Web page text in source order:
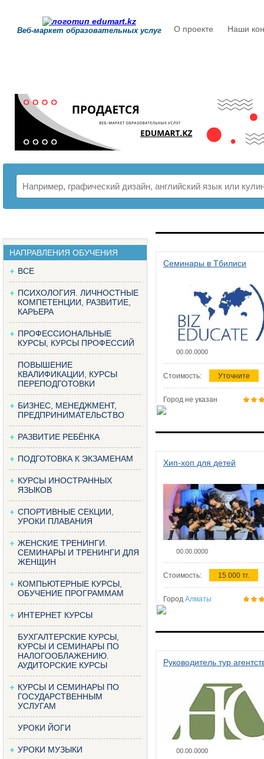
Веб-маркет образовательных услуг О проекте Наши
НАПРАВЛЕНИЯ ОБУЧЕНИЯ
ВСЕ
ПСИХОЛОГИЯ. ЛИЧНОСТНЫЕ
КОМПЕТЕНЦИИ, РАЗВИТИЕ,
КАРЬЕРА
ПРОФЕССИОНАЛЬНЫЕ
КУРСЫ, КУРСЫ ПРОФЕССИЙ
ПОВЫШЕНИЕ
КВАЛИФИКАЦИИ, КУРСЫ
ПЕРЕПОДГОТОВКИ
БИЗНЕС, МЕНЕДЖМЕНТ,
ПРЕДПРИНИМАТЕЛЬСТВО
РАЗВИТИЕ РЕБЁНКА
ПОДГОТОВКА К ЭКЗАМЕНАМ
КУРСЫ ИНОСТРАННЫХ
ЯЗЫКОВ
СПОРТИВНЫЕ СЕКЦИИ,
УРОКИ ПЛАВАНИЯ
ЖЕНСКИЕ ТРЕНИНГИ.
СЕМИНАРЫ И ТРЕНИНГИ ДЛЯ
ЖЕНЩИН
КОМПЬЮТЕРНЫЕ КУРСЫ,
ОБУЧЕНИЕ ПРОГРАММАМ
ИНТЕРНЕТ КУРСЫ
БУХГАЛТЕРСКИЕ КУРСЫ,
КУРСЫ И СЕМИНАРЫ ПО
НАЛОГООБЛАЖЕНИЮ.
АУДИТОРСКИЕ КУРСЫ
КУРСЫ И СЕМИНАРЫ ПО
ГОСУДАРСТВЕННЫМ
УСЛУГАМ
УРОКИ ЙОГИ
УРОКИ МУЗЫКИ
Семинары в Тбилиси
00.00.0000
Стоимость: Уточните
Город не указан
Хип-хоп для детей
00.00.0000
Стоимость: 15 000 тг.
Город Алматы
Руководитель тур
00.00.0000